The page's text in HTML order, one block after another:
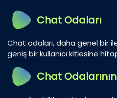
Chat Odaları
Chat odaları, daha genel bir
geniş bir kullanıcı kitlesine
Chat